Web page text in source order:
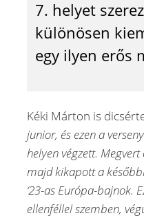
7. helyet
különösen
egy ilyen erős
Kéki Márton is
junior, és ezen a
helyen végzett.
majd kikapott a
‘23-as Európa-bajnok.
ellenféllel szemben,